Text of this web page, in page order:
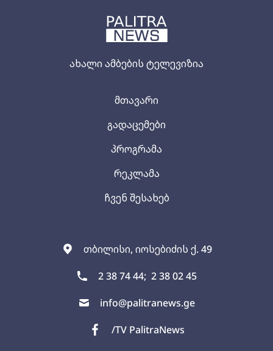
ახალი ამბების ტელევიზია
თბილისი, იოსებიძის ქ. 49
2 38 74 44; 2 38 02 45
info@palitranews.ge
/TV PalitraNews
მთავარი
გადაცემები
პროგრამა
რეკლამა
ჩვენ შესახებ